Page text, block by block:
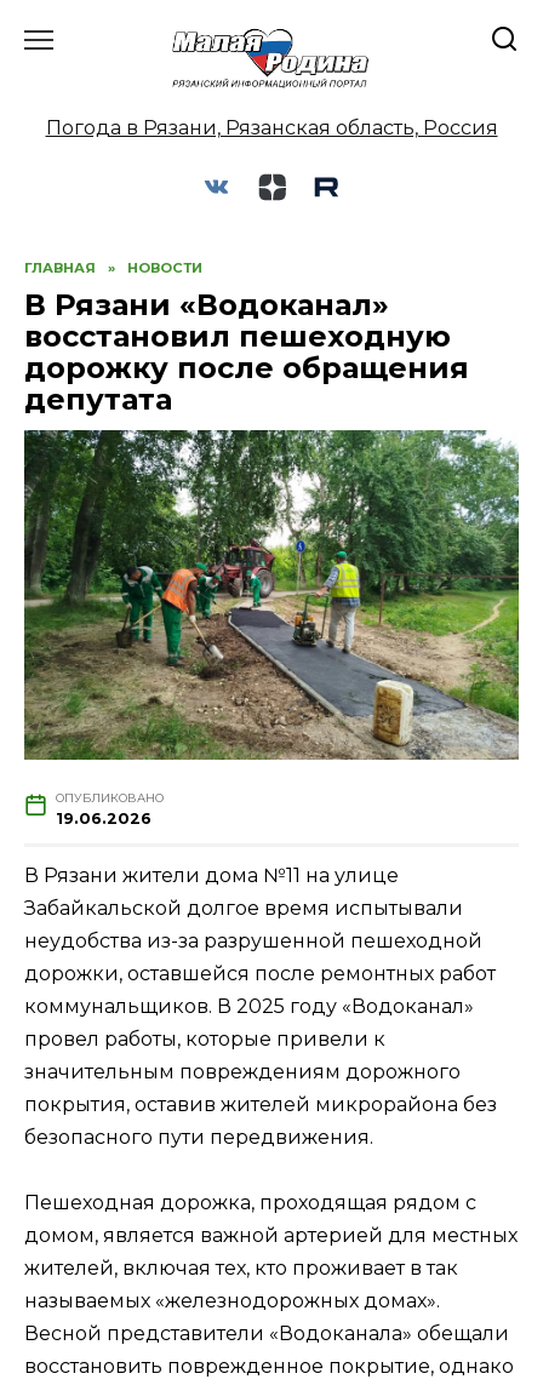
Погода в Рязани, Рязанская область, Россия
ГЛАВНАЯ » НОВОСТИ
В Рязани «Водоканал»
восстановил пешеходную
дорожку после обращения
депутата
ОПУБЛИКОВАНО
19.06.2026
В Рязани жители дома №11 на улице
Забайкальской долгое время испытывали
неудобства из-за разрушенной пешеходной
дорожки, оставшейся после ремонтных работ
коммунальщиков. В 2025 году «Водоканал»
провел работы, которые привели к
значительным повреждениям дорожного
покрытия, оставив жителей микрорайона без
безопасного пути передвижения.
Пешеходная дорожка, проходящая рядом с
домом, является важной артерией для местных
жителей, включая тех, кто проживает в так
называемых «железнодорожных домах».
Весной представители «Водоканала» обещали
восстановить поврежденное покрытие, однако